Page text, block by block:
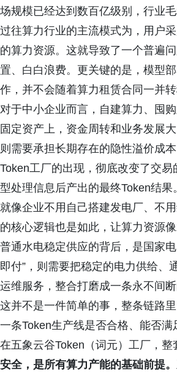
场规模已经达到数百亿级别，行业
过往算力行业的主流模式为，用户
的算力资源。这就导致了一个普遍
置、白白浪费。更关键的是，模型
作，并不会随着算力租赁合同一并
对于中小企业而言，自建算力、囤
固定资产上，资金周转和业务发展
则需要承担长期存在的隐性溢价成
Token工厂的出现，彻底改变了交
型处理信息后产出的最终Token结果。
就像企业不用自己搭建发电厂、不
的核心逻辑也是如此，让算力资源
普通水电稳定供应的背后，是国家
即付”，则需要把稳定的电力供给
运维服务，整合打磨成一条永不间断
这并不是一件简单的事，整条链路
一条Token生产线是否合格、能否
在五象云谷Token（词元）工厂，
安全，是所有算力产能的基础前提。